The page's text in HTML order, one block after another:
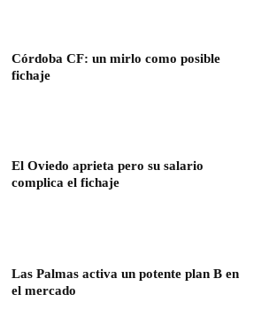
Córdoba CF: un mirlo como posible
fichaje
El Oviedo aprieta pero su salario
complica el fichaje
Las Palmas activa un potente plan B en
el mercado